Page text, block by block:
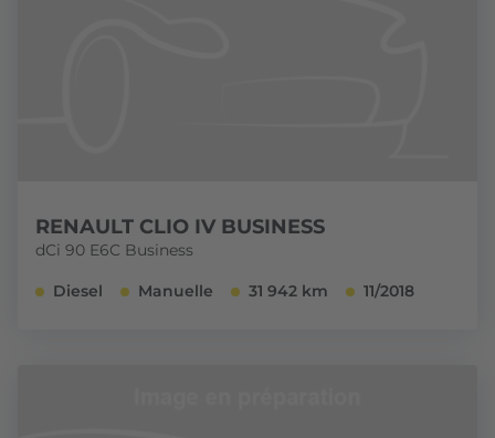
RENAULT CLIO IV BUSINESS
dCi 90 E6C Business
Diesel Manuelle 31 942 km 11/2018